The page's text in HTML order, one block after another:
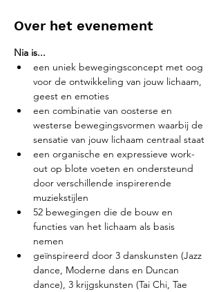
Over het evenement
Nia is...
een uniek bewegingsconcept met oog
voor de ontwikkeling van jouw lichaam,
geest en emoties
een combinatie van oosterse en
westerse bewegingsvormen waarbij de
sensatie van jouw lichaam centraal staat
een organische en expressieve work-
out op blote voeten en ondersteund
door verschillende inspirerende
muziekstijlen
52 bewegingen die de bouw en
functies van het lichaam als basis
nemen
geïnspireerd door 3 danskunsten (Jazz
dance, Moderne dans en Duncan
dance), 3 krijgskunsten (Tai Chi, Tae